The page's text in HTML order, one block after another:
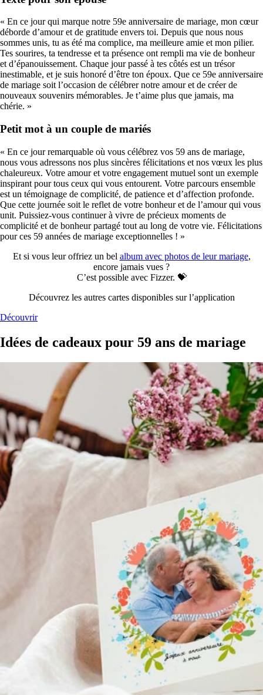
« En ce jour qui marque notre 59e anniversaire de mariage, mon cœur
déborde d’amour et de gratitude envers toi. Depuis que nous nous
sommes unis, tu as été ma complice, ma meilleure amie et mon pilier.
Tes sourires, ta tendresse et ta présence ont rempli ma vie de bonheur
et d’épanouissement. Chaque jour passé à tes côtés est un trésor
inestimable, et je suis honoré d’être ton époux. Que ce 59e anniversaire
de mariage soit l’occasion de célébrer notre amour et de créer de
nouveaux souvenirs mémorables. Je t’aime plus que jamais, ma
chérie. »
Petit mot à un couple de mariés
« En ce jour remarquable où vous célébrez vos 59 ans de mariage,
nous vous adressons nos plus sincères félicitations et nos vœux les plus
chaleureux. Votre amour et votre engagement mutuel sont un exemple
inspirant pour tous ceux qui vous entourent. Votre parcours ensemble
est un témoignage de complicité, de patience et d’affection profonde.
Que cette journée soit le reflet de votre bonheur et de l’amour qui vous
unit. Puissiez-vous continuer à vivre de précieux moments de
complicité et de bonheur partagé tout au long de votre vie. Félicitations
pour ces 59 années de mariage exceptionnelles ! »
Et si vous leur offriez un bel album avec photos de leur mariage,
encore jamais vues ?
C’est possible avec Fizzer. 💝
Découvrez les autres cartes disponibles sur l’application
Découvrir
Idées de cadeaux pour 59 ans de mariage